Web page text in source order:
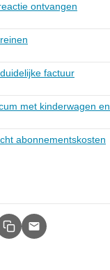
ontvangen
factuur
met kinderwagen
abonnementskosten